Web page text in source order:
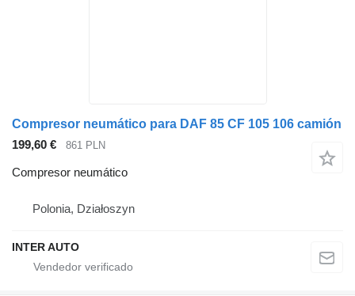
Compresor neumático para DAF 85 CF 105 106 camión
199,60 €
861 PLN
Compresor neumático
Polonia, Działoszyn
INTER AUTO